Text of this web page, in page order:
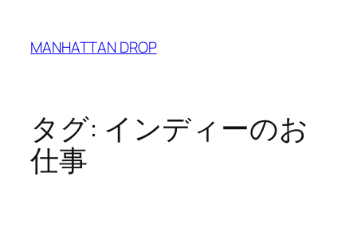
MANHATTAN DROP
タグ: インディーのお
仕事